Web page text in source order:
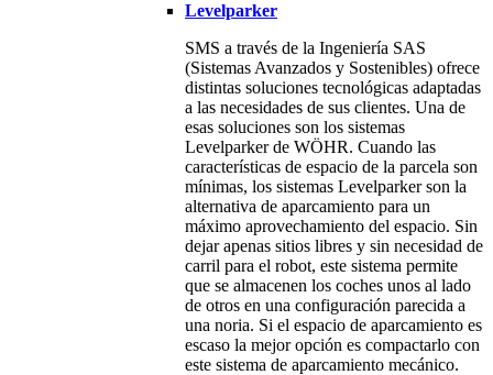
Levelparker
SMS a través de la Ingeniería SAS
(Sistemas Avanzados y Sostenibles) ofrece
distintas soluciones tecnológicas adaptadas
a las necesidades de sus clientes. Una de
esas soluciones son los sistemas
Levelparker de WÖHR. Cuando las
características de espacio de la parcela son
mínimas, los sistemas Levelparker son la
alternativa de aparcamiento para un
máximo aprovechamiento del espacio. Sin
dejar apenas sitios libres y sin necesidad de
carril para el robot, este sistema permite
que se almacenen los coches unos al lado
de otros en una configuración parecida a
una noria. Si el espacio de aparcamiento es
escaso la mejor opción es compactarlo con
este sistema de aparcamiento mecánico.